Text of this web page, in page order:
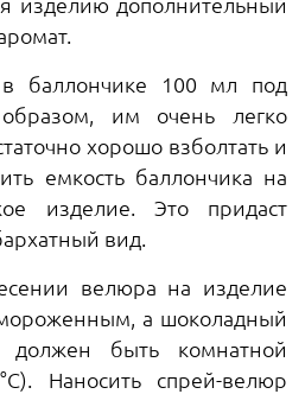
в баллончике 100 мл под
им очень легко
хорошо взболтать и
емкость баллончика на
изделие. Это придаст
вид.
велюра на изделие
а шоколадный
быть комнатной
Наносить спрей-велюр